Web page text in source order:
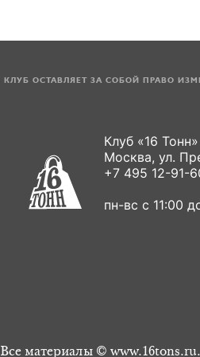
КЛУБ ОСТАВЛЯЕТ ЗА СОБОЙ ПРАВО
Клуб «16 Тонн»
Москва, ул.
+7 495 12-91-
пн-вс с 11:00
Все материалы ©